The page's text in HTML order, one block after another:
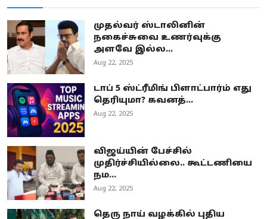
முதல்வர் ஸ்டாலினின்
நகைச்சுவை உணர்வுக்கு
அளவே இல்ல...
Aug 22, 2025
டாப் 5 ஸ்ட்ரீமிங் பிளாட்பார்ம் எது
தெரியுமா? கவனத்...
Aug 22, 2025
விஜய்யின் பேச்சில்
முதிர்ச்சியில்லை.. கூட்டணியை
நம...
Aug 22, 2025
தெரு நாய் வழக்கில் புதிய